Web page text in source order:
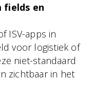
fields en
ISV-apps in
voor logistiek of
niet-standaard
zichtbaar in het